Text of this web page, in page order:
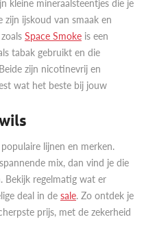
kleine mineraalsteentjes die je
zijn ijskoud van smaak en
zoals Space Smoke is een
tabak gebruikt en die
zijn nicotinevrij en
wat het beste bij jouw
lijnen en merken.
mix, dan vind je die
Bekijk regelmatig wat er
deal in de sale. Zo ontdek je
prijs, met de zekerheid